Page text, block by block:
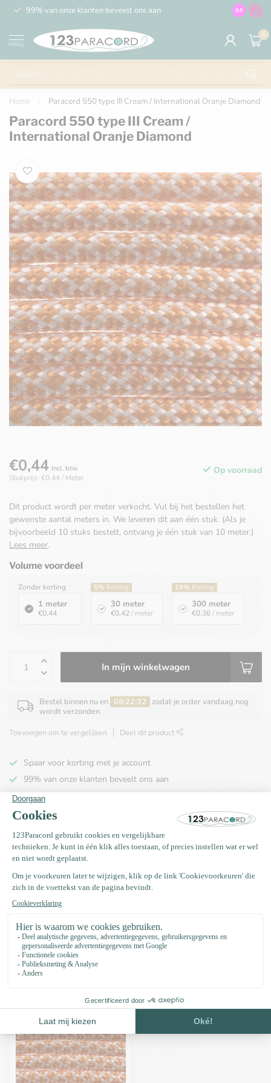
99% van onze klanten beveelt ons aan 100% de
9.5
MENU
0
Home Paracord 550 type III Cream / International Oranje Diamond
Paracord 550 type III Cream /
International Oranje Diamond
€0,44 Incl. btw
Stukprijs: €0,44 / Meter
Op voorraad
Dit product wordt per meter verkocht. Vul bij het bestellen het
gewenste aantal meters in. We leveren dit aan één stuk. (Als je
bijvoorbeeld 10 stuks bestelt, ontvang je één stuk van 10 meter.)
Lees meer.
Volume voordeel
Zonder korting
1 meter
€0,44
5% Korting
30 meter
€0,42/ meter
19% Korting
300 meter
€0,36/ meter
In mijn winkelwagen
Bestel binnen nu en 08:22:32
zodat je order vandaag nog
wordt verzonden.
Toevoegen om te vergelijken Deel dit product
Spaar voor korting met je account
99% van onze klanten beveelt ons aan
100% de goedkoopste
Gratis verzending binnen NL vanaf € 65,00!
Deze kleur bestaat uit: Paracord 550 type III Cream
Deze kleur bestaat uit: Paracord 550 type III Fox Oranje
Productomschrijving
Specificaties